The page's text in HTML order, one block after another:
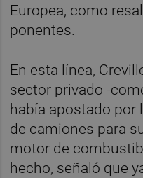
Europea, como
ponentes.
En esta línea,
sector privado -
había apostado por
de camiones para
motor de
hecho, señaló que